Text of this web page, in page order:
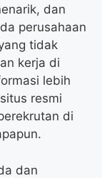
dan
perusahaan
tidak
kerja di
lebih
resmi
di
dan